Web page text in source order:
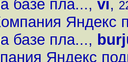
базе пла..., vi,
Яндекс
базе пла...,
Яндекс